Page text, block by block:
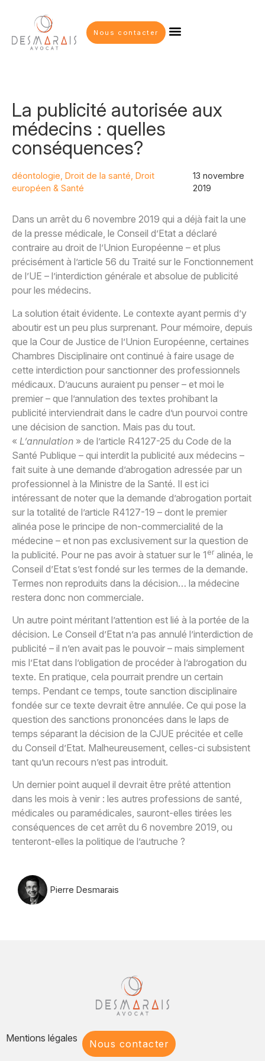
Nous contacter
La publicité autorisée aux
médecins : quelles
conséquences?
déontologie Droit de la santé Droit
européen & Santé
13 novembre
2019
Dans un arrêt du 6 novembre 2019 qui a déjà fait la une
de la presse médicale, le Conseil d’Etat a déclaré
contraire au droit de l’Union Européenne – et plus
précisément à l’article 56 du Traité sur le Fonctionnement
de l’UE – l’interdiction générale et absolue de publicité
pour les médecins.
La solution était évidente. Le contexte ayant permis d’y
aboutir est un peu plus surprenant. Pour mémoire, depuis
que la Cour de Justice de l’Union Européenne, certaines
Chambres Disciplinaire ont continué à faire usage de
cette interdiction pour sanctionner des professionnels
médicaux. D’aucuns auraient pu penser – et moi le
premier – que l’annulation des textes prohibant la
publicité interviendrait dans le cadre d’un pourvoi contre
une décision de sanction. Mais pas du tout.
« L’annulation » de l’article R4127-25 du Code de la
Santé Publique – qui interdit la publicité aux médecins –
fait suite à une demande d’abrogation adressée par un
professionnel à la Ministre de la Santé. Il est ici
intéressant de noter que la demande d’abrogation portait
sur la totalité de l’article R4127-19 – dont le premier
alinéa pose le principe de non-commercialité de la
médecine – et non pas exclusivement sur la question de
la publicité. Pour ne pas avoir à statuer sur le 1 eralinéa, le
Conseil d’Etat s’est fondé sur les termes de la demande.
Termes non reproduits dans la décision… la médecine
restera donc non commerciale.
Un autre point méritant l’attention est lié à la portée de la
décision. Le Conseil d’Etat n’a pas annulé l’interdiction de
publicité – il n’en avait pas le pouvoir – mais simplement
mis l’Etat dans l’obligation de procéder à l’abrogation du
texte. En pratique, cela pourrait prendre un certain
temps. Pendant ce temps, toute sanction disciplinaire
fondée sur ce texte devrait être annulée. Ce qui pose la
question des sanctions prononcées dans le laps de
temps séparant la décision de la CJUE précitée et celle
du Conseil d’Etat. Malheureusement, celles-ci subsistent
tant qu’un recours n’est pas introduit.
Un dernier point auquel il devrait être prêté attention
dans les mois à venir : les autres professions de santé,
médicales ou paramédicales, sauront-elles tirées les
conséquences de cet arrêt du 6 novembre 2019, ou
tenteront-elles la politique de l’autruche ?
Pierre Desmarais
Mentions légales Nous contacter